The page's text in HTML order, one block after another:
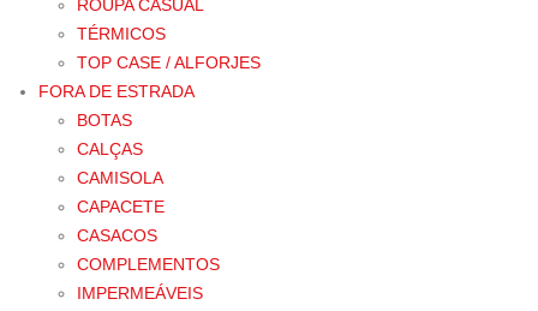
ROUPA CASUAL
TÉRMICOS
TOP CASE / ALFORJES
FORA DE ESTRADA
BOTAS
CALÇAS
CAMISOLA
CAPACETE
CASACOS
COMPLEMENTOS
IMPERMEÁVEIS